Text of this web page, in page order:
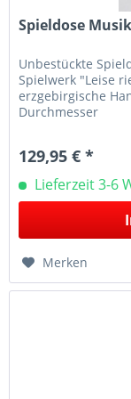
Spieldose
Unbestückte
Spielwerk "Leise
erzgebirgische
Durchmesser
129,95 € *
Lieferzeit 3-6
Merken